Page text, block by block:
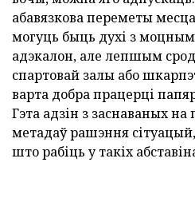
абавязкова переметы
могуць быць духі з
адэкалон, але лепшым
спартовай залы або
варта добра працерці
Гэта адзін з заснаваных на
метадаў рашэння
што рабіць у такіх